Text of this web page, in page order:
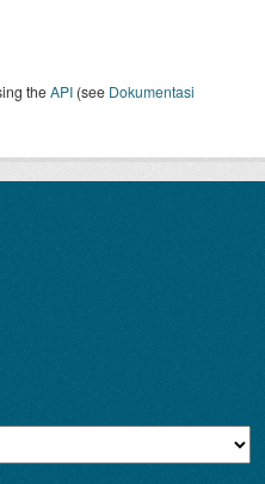
theAPI (see Dokumentasi